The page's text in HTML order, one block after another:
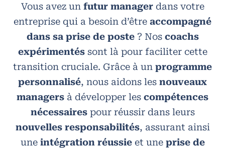
Vous avez un futur managerdans votre
entreprise qui a besoin d’être accompagné
dans sa prise de poste? Nos coachs
expérimentéssont là pour faciliter cette
transition cruciale. Grâce à un programme
personnalisé, nous aidons les nouveaux
managers à développer les compétences
nécessairespour réussir dans leurs
nouvelles responsabilités, assurant ainsi
une intégration réussieet une prise de